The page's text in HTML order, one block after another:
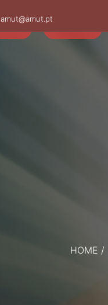
amut@amut.pt
HOME /